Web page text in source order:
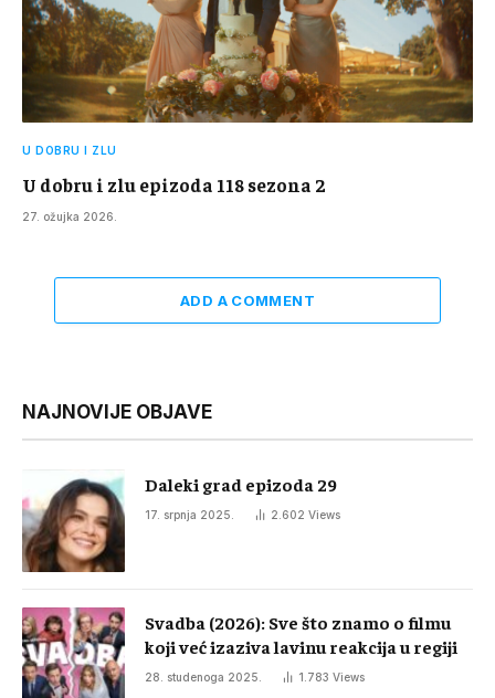
U DOBRU I ZLU
U dobru i zlu epizoda 118 sezona 2
27. ožujka 2026.
ADD A COMMENT
NAJNOVIJE OBJAVE
Daleki grad epizoda 29
17. srpnja 2025. 2.602 Views
Svadba (2026): Sve što znamo o filmu
koji već izaziva lavinu reakcija u regiji
28. studenoga 2025. 1.783 Views